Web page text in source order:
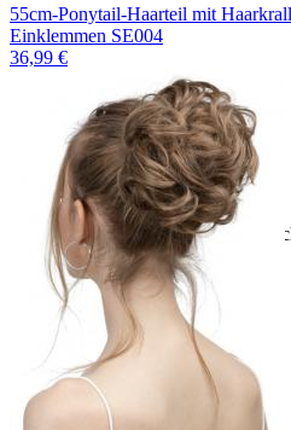
55cm-Ponytail-Haarteil mit
Einklemmen SE004
36,99 €